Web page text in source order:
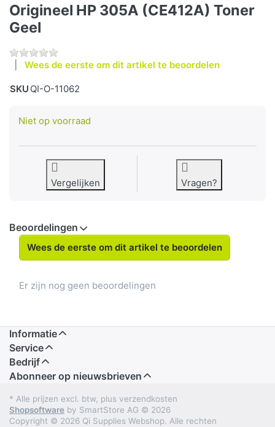
Origineel HP 305A (CE412A) Toner
Geel
Wees de eerste om dit artikel te beoordelen
SKU QI-O-11062
Niet op voorraad
Vergelijken Vragen?
Beoordelingen
Wees de eerste om dit artikel te beoordelen
Er zijn nog geen beoordelingen
Informatie
Service
Bedrijf
Abonneer op nieuwsbrieven
* Alle prijzen excl. btw, plus verzendkosten
Shopsoftware by SmartStore AG © 2026
Copyright © 2026 Qi Supplies Webshop. Alle rechten